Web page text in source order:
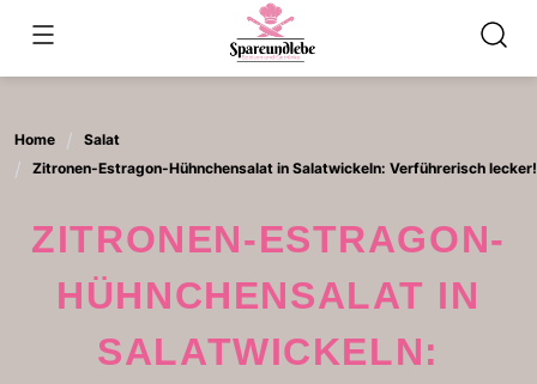
content
Home
Salat
Zitronen-Estragon-Hühnchensalat in Salatwickeln: Verführerisch lecker!
ZITRONEN-ESTRAGON-
HÜHNCHENSALAT IN
SALATWICKELN: